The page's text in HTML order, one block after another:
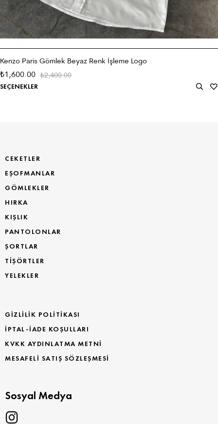
Kenzo Paris Gömlek Beyaz Renk İşleme Logo
₺2,400.00
₺1,600.00
SEÇENEKLER
CEKETLER
EŞOFMANLAR
GÖMLEKLER
HIRKA
KIŞLIK
PANTOLONLAR
ŞORTLAR
TİŞÖRTLER
YELEKLER
GIZLILIK POLITIKASI
İPTAL-İADE KOŞULLARI
KVKK AYDINLATMA METNI
MESAFELI SATIŞ SÖZLEŞMESI
Sosyal Medya